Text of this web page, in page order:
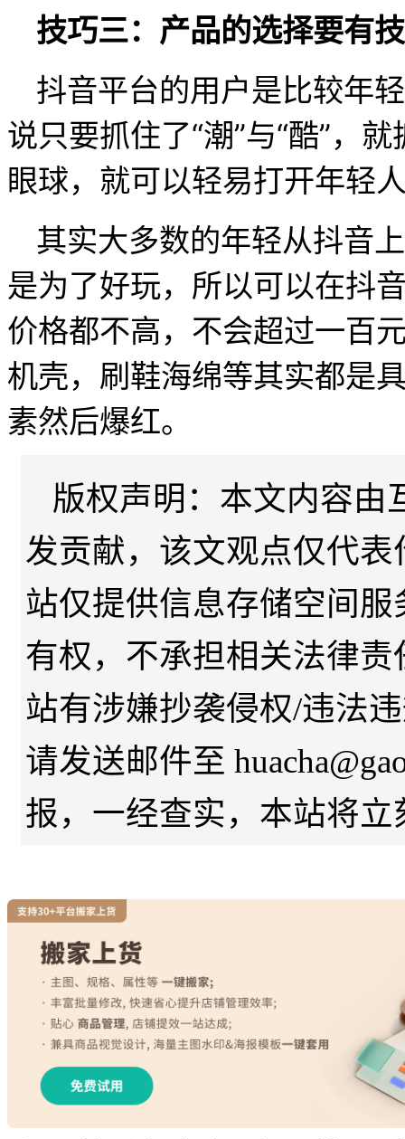
技巧三：产品的选择要有
抖音平台的用户是比较年
说只要抓住了“潮”与“酷”，
眼球，就可以轻易打开年轻
其实大多数的年轻从抖音
是为了好玩，所以可以在抖
价格都不高，不会超过一百
机壳，刷鞋海绵等其实都是
素然后爆红。
版权声明：本文内容由
发贡献，该文观点仅代
站仅提供信息存储空间
有权，不承担相关法律
站有涉嫌抄袭侵权/违法
请发送邮件至
报，一经查实，本站将立